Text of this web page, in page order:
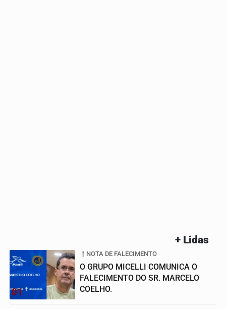
+ Lidas
01
NOTA DE FALECIMENTO
O GRUPO MICELLI COMUNICA O
FALECIMENTO DO SR. MARCELO
COELHO.